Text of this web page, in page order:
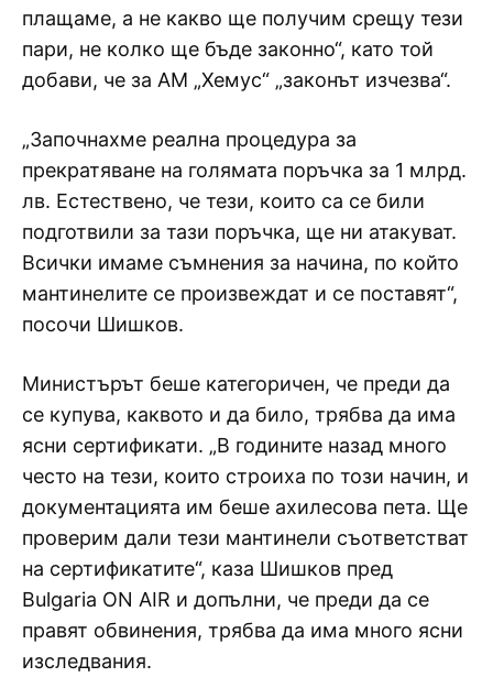
плащаме, а не какво ще получим срещу тези
пари, не колко ще бъде законно“, като той
добави, че за АМ „Хемус“ „законът изчезва“.
„Започнахме реална процедура за
прекратяване на голямата поръчка за 1 млрд.
лв. Естествено, че тези, които са се били
подготвили за тази поръчка, ще ни атакуват.
Всички имаме съмнения за начина, по който
мантинелите се произвеждат и се поставят“,
посочи Шишков.
Министърът беше категоричен, че преди да
се купува, каквото и да било, трябва да има
ясни сертификати. „В годините назад много
често на тези, които строиха по този начин, и
документацията им беше ахилесова пета. Ще
проверим дали тези мантинели съответстват
на сертификатите“, каза Шишков пред
Bulgaria ON AIR и допълни, че преди да се
правят обвинения, трябва да има много ясни
изследвания.